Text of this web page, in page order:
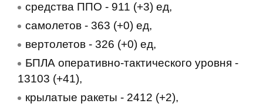
средства ППО - 911 (+3) ед,
самолетов - 363 (+0) ед,
вертолетов - 326 (+0) ед,
БПЛА оперативно-тактического уровня -
13103 (+41),
крылатые ракеты - 2412 (+2),